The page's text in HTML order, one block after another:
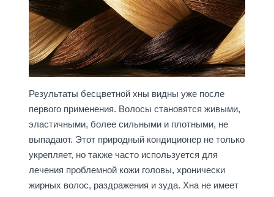
Результаты бесцветной хны видны уже после
первого применения. Волосы становятся живыми,
эластичными, более сильными и плотными, не
выпадают. Этот природный кондиционер не только
укрепляет, но также часто используется для
лечения проблемной кожи головы, хронически
жирных волос, раздражения и зуда. Хна не имеет